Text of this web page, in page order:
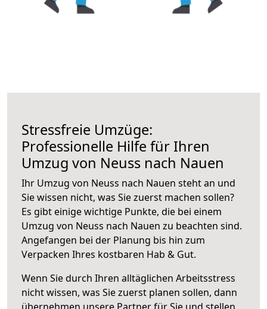
Stressfreie Umzüge:
Professionelle Hilfe für Ihren
Umzug von Neuss nach Nauen
Ihr Umzug von Neuss nach Nauen steht an und
Sie wissen nicht, was Sie zuerst machen sollen?
Es gibt einige wichtige Punkte, die bei einem
Umzug von Neuss nach Nauen zu beachten sind.
Angefangen bei der Planung bis hin zum
Verpacken Ihres kostbaren Hab & Gut.
Wenn Sie durch Ihren alltäglichen Arbeitsstress
nicht wissen, was Sie zuerst planen sollen, dann